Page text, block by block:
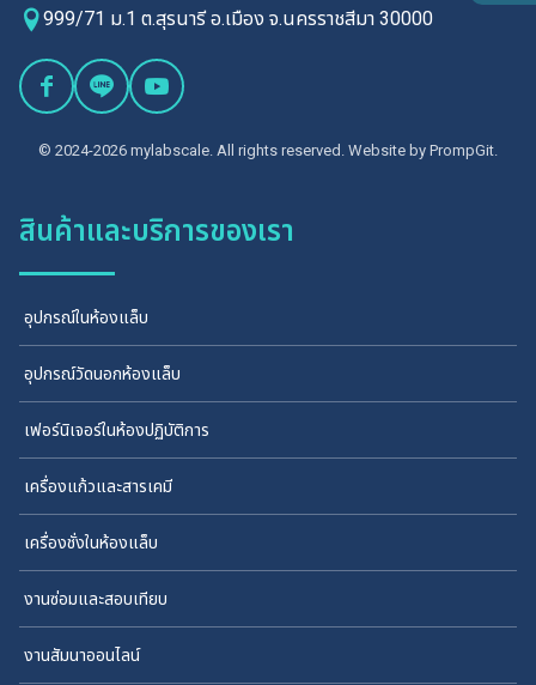
999/71 ม.1 ต.สุรนารี อ.เมือง จ.นครราชสีมา 30000
© 2024-2026 mylabscale. All rights reserved. Website by PrompGit.
สินค้าและบริการของเรา
อุปกรณ์ในห้องแล็บ
อุปกรณ์วัดนอกห้องแล็บ
เฟอร์นิเจอร์ในห้องปฏิบัติการ
เครื่องแก้วและสารเคมี
เครื่องชั่งในห้องแล็บ
งานซ่อมและสอบเทียบ
งานสัมนาออนไลน์